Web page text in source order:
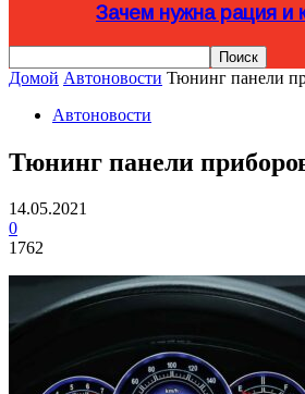
Зачем нужна рация и
Домой Автоновости Тюнинг панели
Автоновости
Тюнинг панели
14.05.2021
0
1762